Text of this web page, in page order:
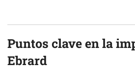
Puntos clave en la
Ebrard